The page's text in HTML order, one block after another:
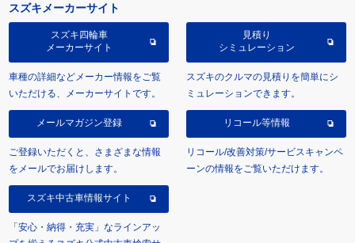
スズキメーカーサイト
スズキ四輪車
メーカーサイト
車種の詳細などメーカー情報をご覧
いただける、メーカーサイトです。
見積り
シミュレーション
スズキのクルマの見積りを簡単にシ
ミュレーションできます。
メールマガジン登録
ご登録いただくと、さまざまな情報
をメールでお届けします。
リコール等情報
リコール/改善対策/サービスキャンペ
ーンの情報をご覧いただけます。
スズキ中古車情報サイト
「安心・納得・充実」なラインアッ